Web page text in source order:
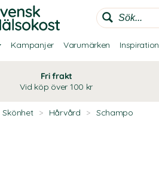
Kampanjer Varumärken Inspiration
Fri frakt
Vid köp över 100 kr
Skönhet > Hårvård > Schampo